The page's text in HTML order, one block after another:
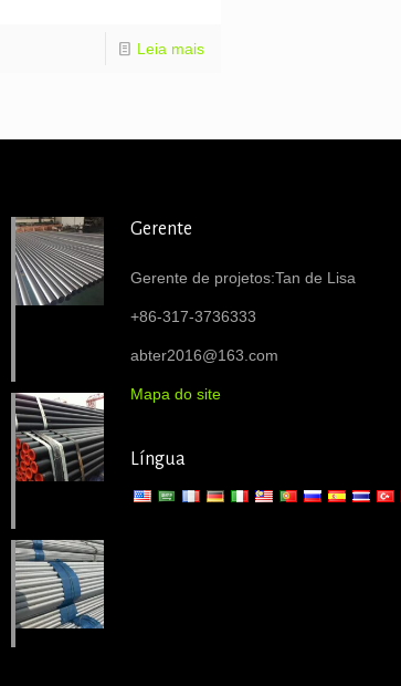
Leia mais
Gerente
Gerente de projetos:Tan de Lisa
+86-317-3736333
abter2016@163.com
Mapa do site
Língua